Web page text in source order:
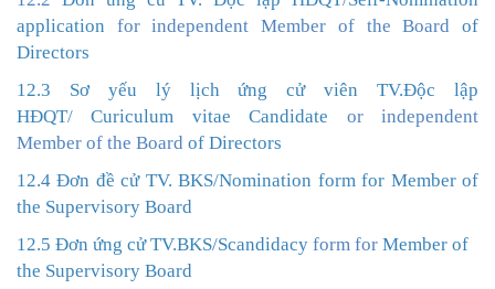
application for independent Member of the Boardof
Directors
12.3 Sơ yếu lý lịch ứng cử viên TV.Độc lập
HĐQT/Curiculum vitae Candidate or independent
Member of the Board of Directors
12.4 Đơn đề cử TV. BKS/Nomination form for Member of
the Supervisory Board
12.5 Đơn ứng cử TV.BKS/Scandidacy form for Member of
the Supervisory Board